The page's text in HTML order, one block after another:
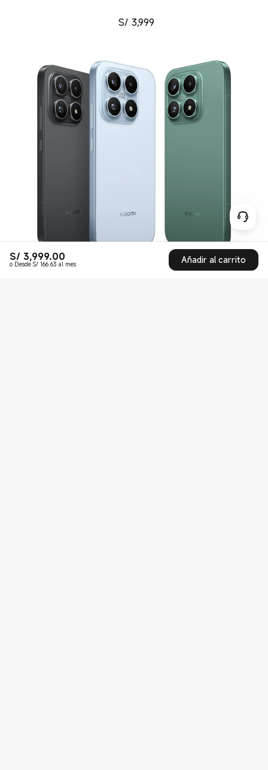
S/ 3,999.00
Current Price S/ 3999
o Desde S/ 166.63 al mes Añadir al carrito